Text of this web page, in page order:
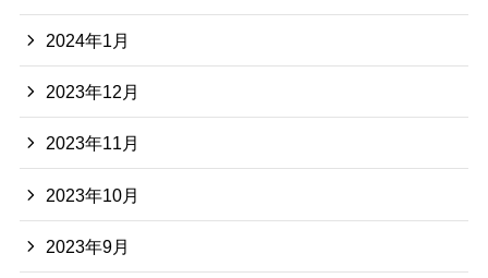
2024年1月
2023年12月
2023年11月
2023年10月
2023年9月